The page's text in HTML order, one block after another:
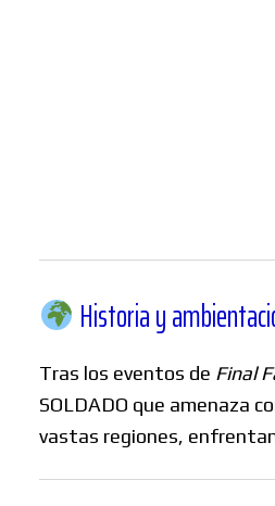
Historia y
Tras los eventos de Final
SOLDADO que amenaza
vastas regiones,